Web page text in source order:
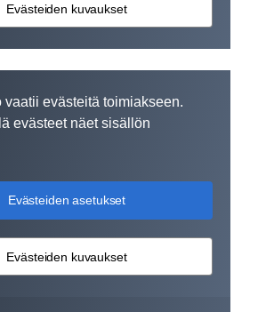
Evästeiden kuvaukset
vaatii evästeitä toimiakseen.
evästeet näet sisällön
Evästeiden asetukset
Evästeiden kuvaukset